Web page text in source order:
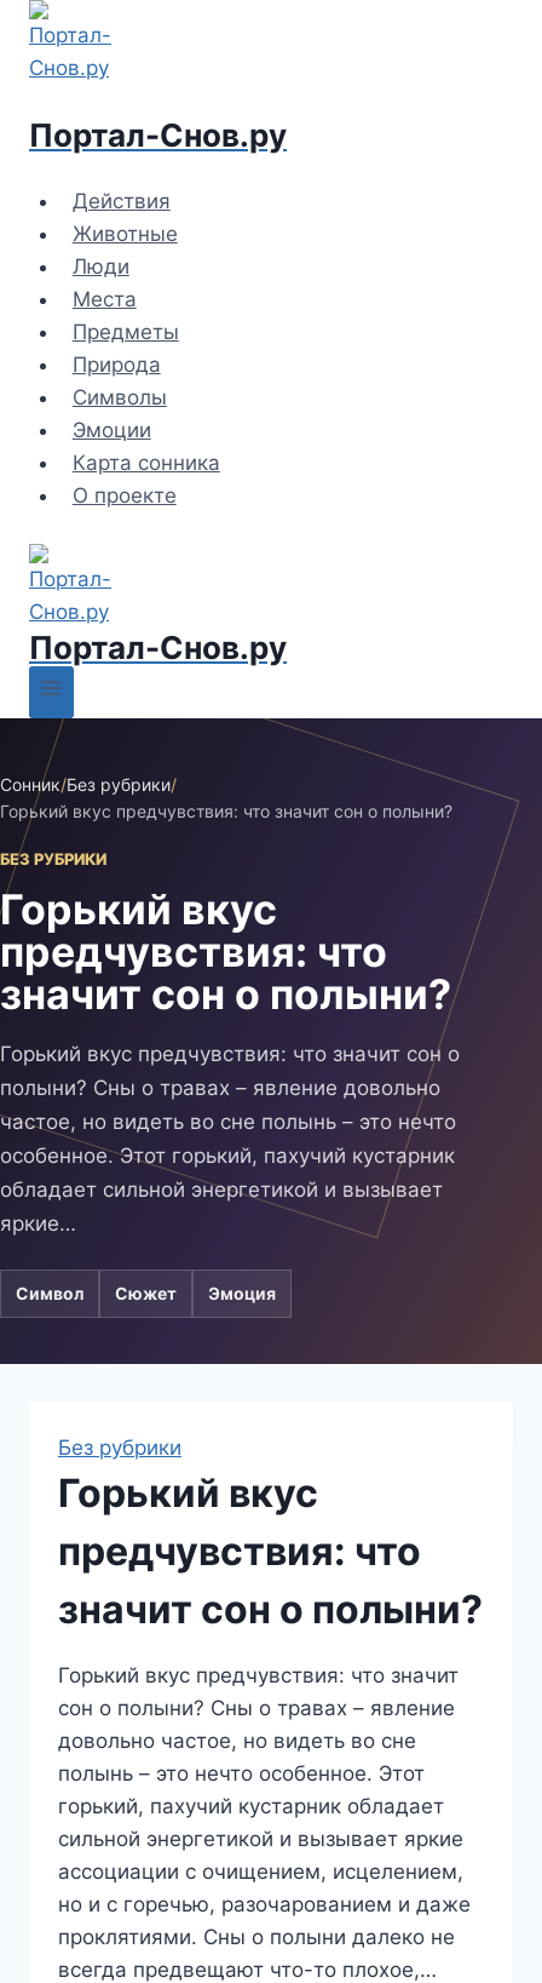
Перейти
содержимому
Портал-Снов.ру
Действия
Животные
Люди
Места
Предметы
Природа
Символы
Эмоции
Карта сонника
О проекте
Портал-Снов.ру
Сонник/Без рубрики/
Горький вкус предчувствия: что значит сон о полыни?
БЕЗ РУБРИКИ
Горький вкус
предчувствия: что
значит сон о полыни?
Горький вкус предчувствия: что значит сон о
полыни? Сны о травах – явление довольно
частое, но видеть во сне полынь – это нечто
особенное. Этот горький, пахучий кустарник
обладает сильной энергетикой и вызывает
яркие…
Символ Сюжет Эмоция
Без рубрики
Горький вкус
предчувствия: что
значит сон о полыни?
Горький вкус предчувствия: что значит
сон о полыни? Сны о травах – явление
довольно частое, но видеть во сне
полынь – это нечто особенное. Этот
горький, пахучий кустарник обладает
сильной энергетикой и вызывает яркие
ассоциации с очищением, исцелением,
но и с горечью, разочарованием и даже
проклятиями. Сны о полыни далеко не
всегда предвещают что-то плохое,…